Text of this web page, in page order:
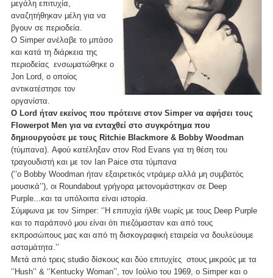
μεγάλη επιτυχία,
αναζητήθηκαν μέλη για να
βγουν σε περιοδεία.
Ο Simper ανέλαβε το μπάσο
και κατά τη διάρκεια της
περιοδείας ενσωματώθηκε ο
Jon Lord, ο οποίος
αντικατέστησε τον
οργανίστα.
O Lord ήταν εκείνος που πρότεινε στον Simper να αφήσει τους
Flowerpot Men για να ενταχθεί στο συγκρότημα που
δημιουργούσε με τους Ritchie Blackmore & Bobby Woodman
(τύμπανα). Αφού κατέληξαν στον Rod Evans για τη θέση του
τραγουδιστή και με τον Ian Paice στα τύμπανα
(‘’ο Bobby Woodman ήταν εξαιρετικός ντράμερ αλλά μη συμβατός
μουσικά’’), οι Roundabout γρήγορα μετονομάστηκαν σε Deep
Purple...και τα υπόλοιπα είναι ιστορία.
Σύμφωνα με τον Simper: ‘’Η επιτυχία ήλθε νωρίς με τους Deep Purple
και το παράπονό μου είναι ότι πιεζόμασταν και από τους
εκπροσώπους μας και από τη δισκογραφική εταιρεία να δουλεύουμε
ασταμάτητα.’’
Μετά από τρεις studio δίσκους και δύο επιτυχίες στους μικρούς με τα
‘’Hush’’ & ‘’Kentucky Woman’’, τον Ιούλιο του 1969, ο Simper και ο